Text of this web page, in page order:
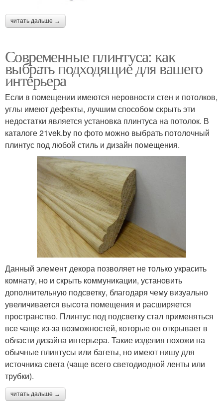
читать дальше →
Современные плинтуса: как
выбрать подходящие для вашего
интерьера
Если в помещении имеются неровности стен и потолков,
углы имеют дефекты, лучшим способом скрыть эти
недостатки является установка плинтуса на потолок. В
каталоге 21vek.by по фото можно выбрать потолочный
плинтус под любой стиль и дизайн помещения.
Данный элемент декора позволяет не только украсить
комнату, но и скрыть коммуникации, установить
дополнительную подсветку, благодаря чему визуально
увеличивается высота помещения и расширяется
пространство. Плинтус под подсветку стал применяться
все чаще из-за возможностей, которые он открывает в
области дизайна интерьера. Такие изделия похожи на
обычные плинтусы или багеты, но имеют нишу для
источника света (чаще всего светодиодной ленты или
трубки).
читать дальше →